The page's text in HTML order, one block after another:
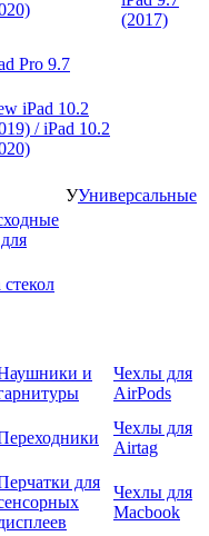
(2017)
Pro 9.7
iPad 10.2
/ iPad 10.2
УУниверсальные
и
Чехлы для
AirPods
Чехлы для
Airtag
для
Чехлы для
Macbook